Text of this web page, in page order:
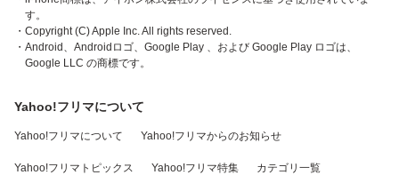
す。
・Copyright (C) Apple Inc. All rights reserved.
・Android、Androidロゴ、Google Play 、および Google Play ロゴは、
Google LLC の商標です。
Yahoo!フリマについて
Yahoo!フリマについて Yahoo!フリマからのお知らせ
Yahoo!フリマトピックス Yahoo!フリマ特集 カテゴリ一覧